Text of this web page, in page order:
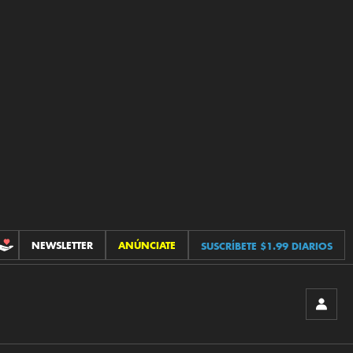
CONTRIBUCIONES
NEWSLETTER ANÚNCIATE SUSCRÍBETE $1.99 DIARIOS